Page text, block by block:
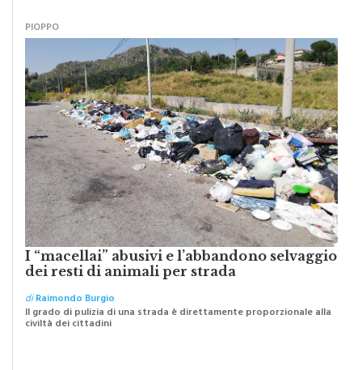
I “macellai” abusivi e l’abbandono selvaggio
dei resti di animali per strada
diRaimondo Burgio